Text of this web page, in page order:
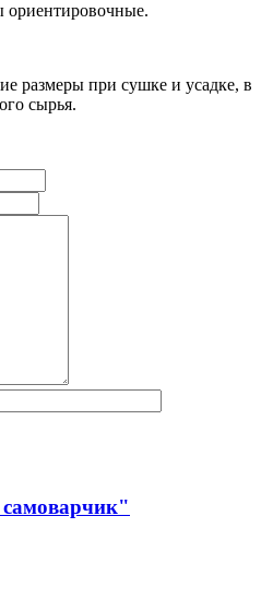
ориентировочные.
размеры при сушке и усадке, в
сырья.